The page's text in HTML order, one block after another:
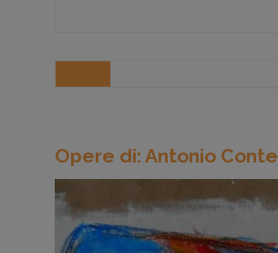
Opere di: Antonio Conte